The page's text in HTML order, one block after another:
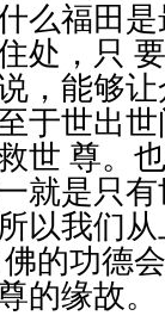
么福田
处，只
，能够
于世出
世 尊。
就是只
以我们
佛的功德
的缘故。